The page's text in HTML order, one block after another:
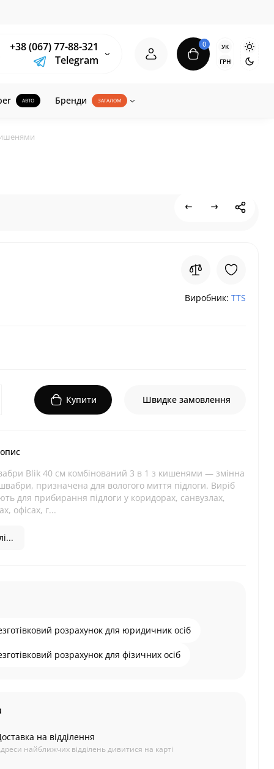
+38 (067) 77-88-321
Telegram
0
УК
ГРН
АВТО Бренди ЗАГАЛОМ
Виробник: TTS
Купити Швидке замовлення
Blik 40 см комбінований 3 в 1 з кишенями — змінна
призначена для вологого миття підлоги. Виріб
для прибирання підлоги у коридорах, санвузлах,
офісах, г...
розрахунок для юридичник осіб
розрахунок для фізичних осіб
на відділення
найближчих відділень дивитися на карті